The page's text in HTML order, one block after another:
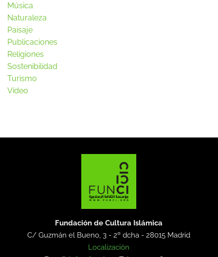
Música
Naturaleza
Paisaje
Publicaciones
Religiones
Sostenibilidad
Turismo
Vídeo
Fundación de Cultura Islámica
C/ Guzmán el Bueno, 3 - 2º dcha -28015 Madrid
Localización